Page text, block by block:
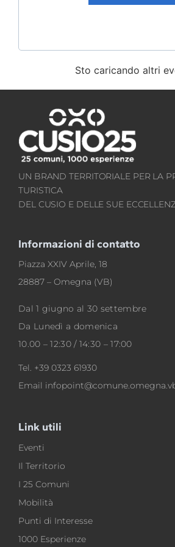
Sabato 25 luglio 2026
VISUALIZZA EVENTO
dal 24 al 26 luglio2026
Via CAVALLOTTI Color Fest